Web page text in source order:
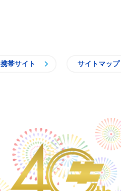
携帯サイト サイトマップ